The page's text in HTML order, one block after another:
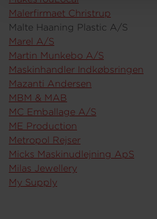
Malerfirmaet Christrup
Malte Haaning Plastic A/S
Marel A/S
Martin Munkebo A/S
Maskinhandler Indkøbsringen
Mazanti Andersen
MBM & MAB
MC Emballage A/S
ME Production
Metropol Rejser
Micks Maskinudlejning ApS
Milas Jewellery
My Supply